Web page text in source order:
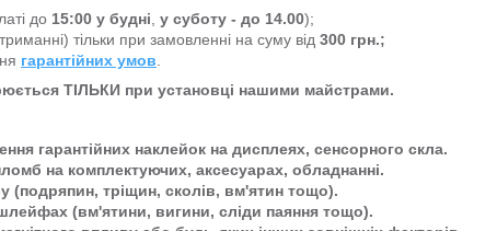
до 15:00 у будні у суботу - до 14.00);
тільки при замовленні на суму від 300 грн.;
гарантійних умов
ТІЛЬКИ при установці нашими майстрами.
гарантійних наклейок на дисплеях, сенсорного скла.
на комплектуючих, аксесуарах, обладнанні.
(подряпин, тріщин, сколів, вм'ятин тощо).
(вм'ятини, вигини, сліди паяння тощо).